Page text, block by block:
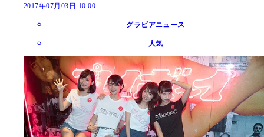
2017年07月03日 10:00
グラビアニュース
人気